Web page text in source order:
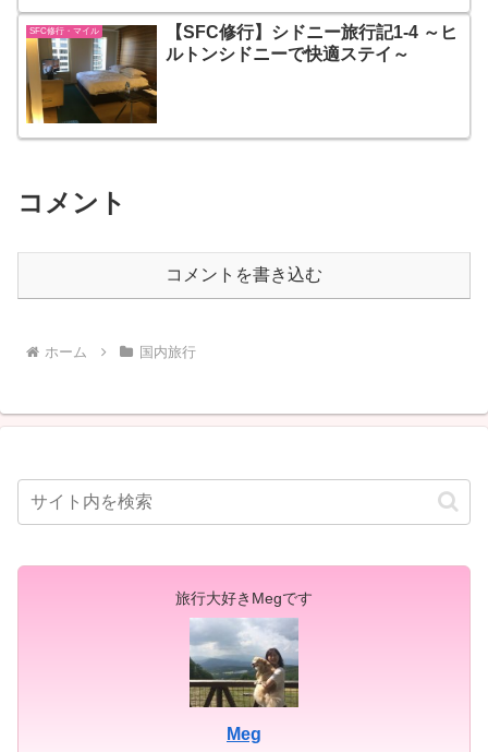
SFC修行・マイル
【SFC修行】シドニー旅行記1-4 ～ヒ
ルトンシドニーで快適ステイ～
コメント
コメントを書き込む
ホーム 国内旅行
旅行大好きMegです
Meg